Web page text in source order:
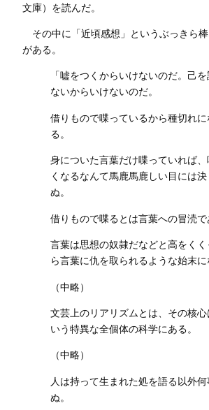
文庫）を読んだ。
その中に「近頃感想」というぶっきら
がある。
「嘘をつくからいけないのだ。己
ないからいけないのだ。
借りもので喋っているから種切れ
る。
身についた言葉だけ喋っていれば
くなるなんて馬鹿馬鹿しい目には
ぬ。
借りもので喋るとは言葉への冒涜で
言葉は思想の奴隷だなどと高をく
ら言葉に仇を取られるような始末に
（中略）
文芸上のリアリズムとは、その核心
いう特異な全個体の科学にある。
（中略）
人は持って生まれた処を語る以外
ぬ。